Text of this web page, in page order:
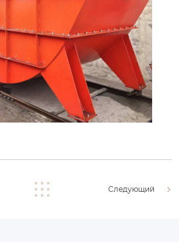
Следующий